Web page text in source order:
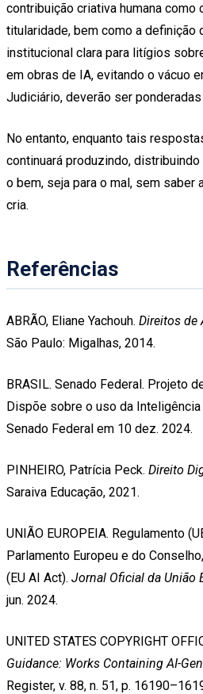
contribuição criativa humana
titularidade, bem como a definição
institucional clara para litígios
em obras de IA, evitando o vácuo
Judiciário, deverão ser
No entanto, enquanto tais
continuará produzindo,
o bem, seja para o mal, sem saber
cria.
Referências
ABRÃO, Eliane Yachouh. Direitos de
São Paulo: Migalhas, 2014.
BRASIL. Senado Federal. Projeto
Dispõe sobre o uso da
Senado Federal em 10 dez. 2024.
PINHEIRO, Patrícia Peck. Direito
Saraiva Educação, 2021.
UNIÃO EUROPEIA. Regulamento
Parlamento Europeu e do
(EU AI Act). Jornal Oficial da União
jun. 2024.
UNITED STATES COPYRIGHT
Guidance: Works Containing AI-
Register, v. 88, n. 51, p.